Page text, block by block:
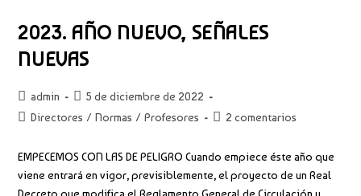
2023. AÑO NUEVO, SEÑALES
NUEVAS
Autor
de
admin
Publicación
de
5 de diciembre de 2022
Categoría
la
Directores / Normas / Profesores
Comentarios
la
entrada:
2 comentarios
EMPECEMOS CON LAS DE PELIGRO Cuando empiece éste año que
viene entrará en vigor, previsiblemente, el proyecto de un Real